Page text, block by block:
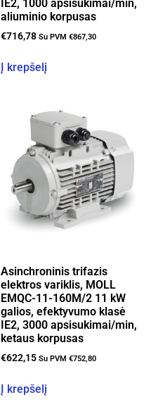
IE2, 1000 apsisukimai/min,
aliuminio korpusas
€716,78 Su PVM €867,30
Į krepšelį
Asinchroninis trifazis
elektros variklis, MOLL
EMQC-11-160M/2 11 kW
galios, efektyvumo klasė
IE2, 3000 apsisukimai/min,
ketaus korpusas
€622,15 Su PVM €752,80
Į krepšelį